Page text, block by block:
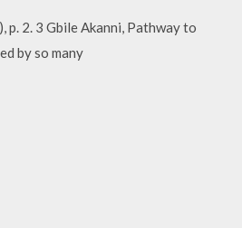
2. 3 Gbile Akanni, Pathway to
by so many